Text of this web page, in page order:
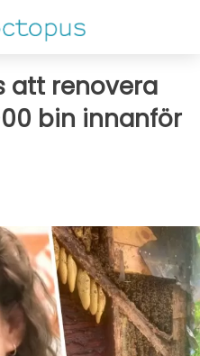
att renovera
bin innanför